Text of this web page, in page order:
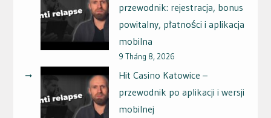
przewodnik: rejestracja, bonus
powitalny, płatności i aplikacja
mobilna
9 Tháng 8, 2026
Hit Casino Katowice –
przewodnik po aplikacji i wersji
mobilnej